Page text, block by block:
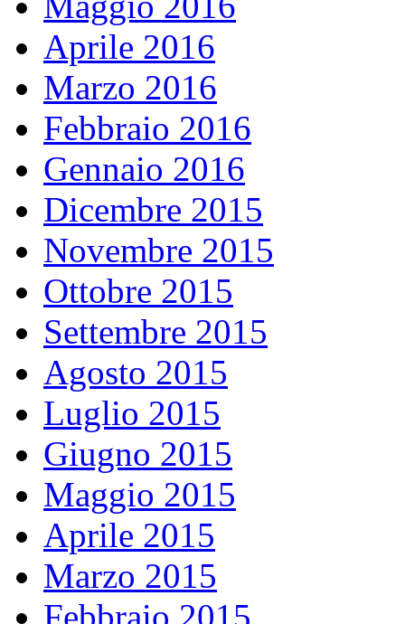
Aprile 2016
Marzo 2016
Febbraio 2016
Gennaio 2016
Dicembre 2015
Novembre 2015
Ottobre 2015
Settembre 2015
Agosto 2015
Luglio 2015
Giugno 2015
Maggio 2015
Aprile 2015
Marzo 2015
Febbraio 2015